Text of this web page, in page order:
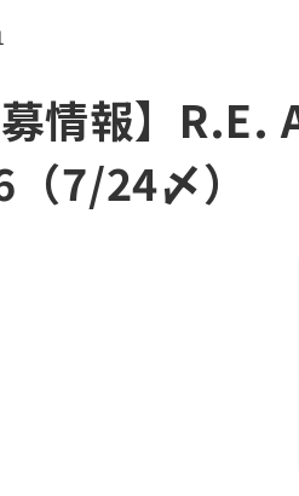
募情報】
7/24〆）